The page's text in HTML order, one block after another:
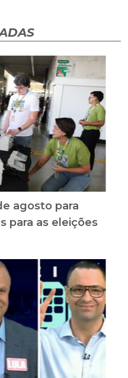
agosto para
para as eleições